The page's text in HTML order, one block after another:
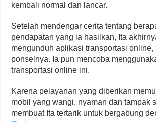
kembali normal dan lancar.
Setelah mendengar cerita tentang
pendapatan yang ia hasilkan, Ita
mengunduh aplikasi transportasi online,
ponselnya. Ia pun mencoba
transportasi online ini.
Karena pelayanan yang diberikan
mobil yang wangi, nyaman dan tampak
membuat Ita tertarik untuk bergabung